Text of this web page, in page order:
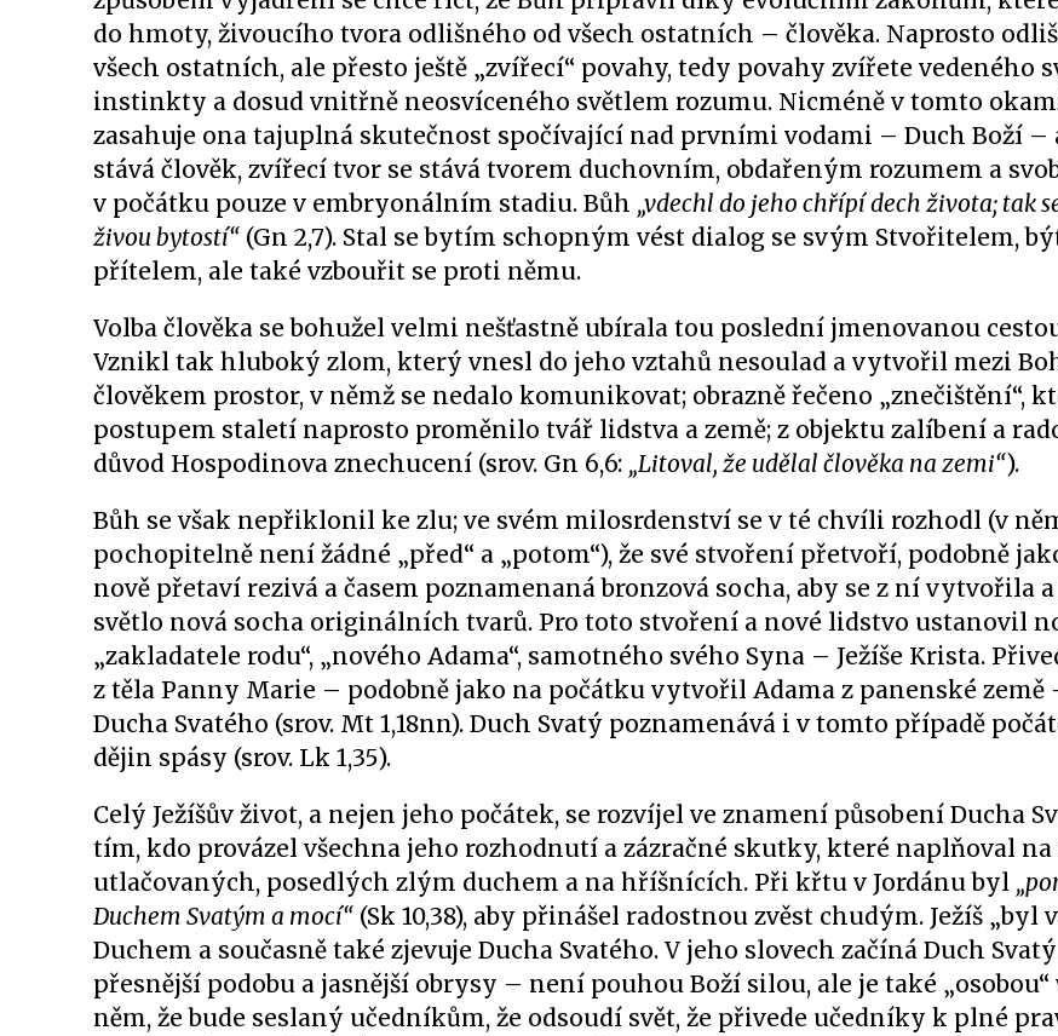
do hmoty, živoucího tvora odlišného od všech ostatních – člověka. Naprosto
všech ostatních, ale přesto ještě „zvířecí“ povahy, tedy povahy zvířete vedeného
instinkty a dosud vnitřně neosvíceného světlem rozumu. Nicméně v tomto
zasahuje ona tajuplná skutečnost spočívající nad prvními vodami – Duch Boží –
stává člověk, zvířecí tvor se stává tvorem duchovním, obdařeným rozumem a
v počátku pouze v embryonálním stadiu. Bůh „vdechl do jeho chřípí dech života; tak
živou bytostí“ (Gn 2,7). Stal se bytím schopným vést dialog se svým Stvořitelem,
přítelem, ale také vzbouřit se proti němu.
Volba člověka se bohužel velmi nešťastně ubírala tou poslední jmenovanou
Vznikl tak hluboký zlom, který vnesl do jeho vztahů nesoulad a vytvořil mezi
člověkem prostor, v němž se nedalo komunikovat; obrazně řečeno „znečištění“,
postupem staletí naprosto proměnilo tvář lidstva a země; z objektu zalíbení a
důvod Hospodinova znechucení (srov. Gn 6,6: „Litoval, že udělal člověka na zemi“).
Bůh se však nepřiklonil ke zlu; ve svém milosrdenství se v té chvíli rozhodl (v
pochopitelně není žádné „před“ a „potom“), že své stvoření přetvoří, podobně
nově přetaví rezivá a časem poznamenaná bronzová socha, aby se z ní vytvořila
světlo nová socha originálních tvarů. Pro toto stvoření a nové lidstvo ustanovil
„zakladatele rodu“, „nového Adama“, samotného svého Syna – Ježíše Krista.
z těla Panny Marie – podobně jako na počátku vytvořil Adama z panenské země
Ducha Svatého (srov. Mt 1,18nn). Duch Svatý poznamenává i v tomto případě
dějin spásy (srov. Lk 1,35).
Celý Ježíšův život, a nejen jeho počátek, se rozvíjel ve znamení působení Ducha
tím, kdo provázel všechna jeho rozhodnutí a zázračné skutky, které naplňoval
utlačovaných, posedlých zlým duchem a na hříšnících. Při křtu v Jordánu byl
Duchem Svatým a mocí“ (Sk 10,38), aby přinášel radostnou zvěst chudým. Ježíš „byl
Duchem a současně také zjevuje Ducha Svatého. V jeho slovech začíná Duch
přesnější podobu a jasnější obrysy – není pouhou Boží silou, ale je také „osobou“
něm, že bude seslaný učedníkům, že odsoudí svět, že přivede učedníky k plné